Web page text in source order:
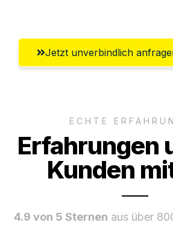
Jetzt unverbindlich
ECHTE
Erfahrungen
Kunden
4.9 von 5 Sternen aus über